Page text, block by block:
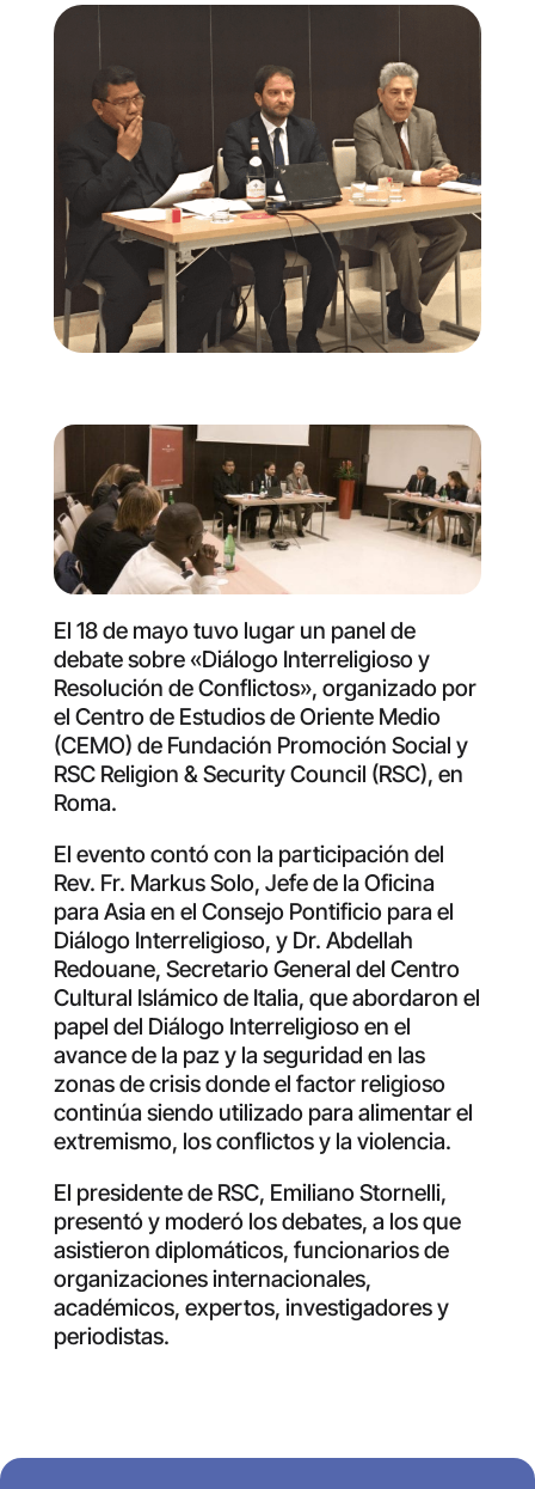
El 18 de mayo tuvo lugar un panel de
debate sobre «Diálogo Interreligioso y
Resolución de Conflictos», organizado por
el Centro de Estudios de Oriente Medio
(CEMO) de Fundación Promoción Social y
RSC Religion & Security Council (RSC), en
Roma.
El evento contó con la participación del
Rev. Fr. Markus Solo, Jefe de la Oficina
para Asia en el Consejo Pontificio para el
Diálogo Interreligioso, y Dr. Abdellah
Redouane, Secretario General del Centro
Cultural Islámico de Italia, que abordaron el
papel del Diálogo Interreligioso en el
avance de la paz y la seguridad en las
zonas de crisis donde el factor religioso
continúa siendo utilizado para alimentar el
extremismo, los conflictos y la violencia.
El presidente de RSC, Emiliano Stornelli,
presentó y moderó los debates, a los que
asistieron diplomáticos, funcionarios de
organizaciones internacionales,
académicos, expertos, investigadores y
periodistas.